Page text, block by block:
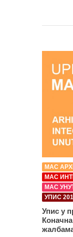
МАС
МАС
МАС
УПИС
Упис у